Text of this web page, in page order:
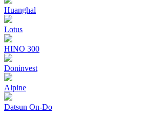
Huanghal
Lotus
HINO 300
Doninvest
Alpine
Datsun On-Do